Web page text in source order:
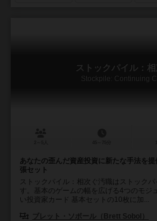
ストックパイル：
Stockpile: Continuing
あなたの歪んだ資産投資に新たな手法を
張セット
ストックパイル：相次ぐ汚職はストック
す。基本のゲームの幅を広げる4つのモジ
い投資家カード 基本セットの10枚に加...
ブレット・ソボール（Brett Sobol）